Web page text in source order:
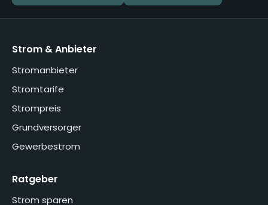
Strom & Anbieter
Stromanbieter
Stromtarife
Strompreis
Grundversorger
Gewerbestrom
Ratgeber
Strom sparen